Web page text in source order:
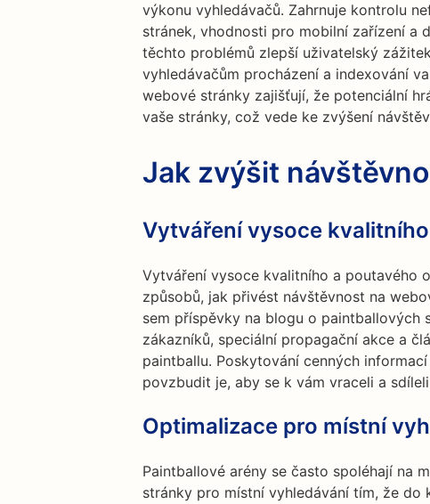
výkonu vyhledávačů. Zahrnuje kontrolu
stránek, vhodnosti pro mobilní zařízení a
těchto problémů zlepší uživatelský
vyhledávačům procházení a indexování
webové stránky zajišťují, že potenciální
vaše stránky, což vede ke zvýšení
Jak zvýšit
Vytváření vysoce
Vytváření vysoce kvalitního a poutavého
způsobů, jak přivést návštěvnost na
sem příspěvky na blogu o paintballových
zákazníků, speciální propagační akce a
paintballu. Poskytování cenných
povzbudit je, aby se k vám vraceli a
Optimalizace pro místní
Paintballové arény se často spoléhají na
stránky pro místní vyhledávání tím, že